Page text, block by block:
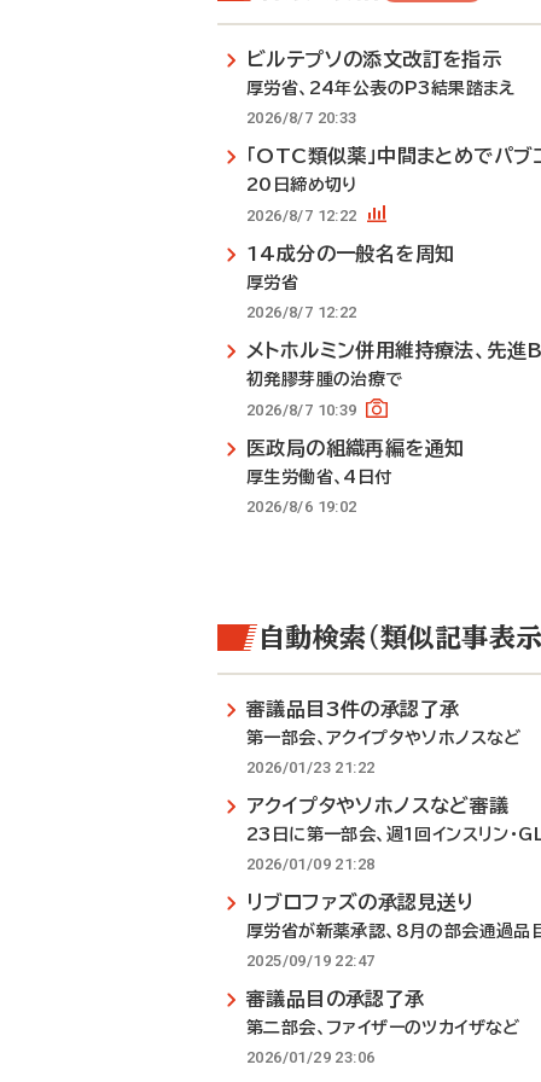
ビルテプソの添文改訂を指示
厚労省、24年公表のP3結果踏まえ
2026/8/7 20:33
「OTC類似薬」中間まとめでパブ
20日締め切り
2026/8/7 12:22
14成分の一般名を周知
厚労省
2026/8/7 12:22
メトホルミン併用維持療法、先進
初発膠芽腫の治療で
2026/8/7 10:39
医政局の組織再編を通知
厚生労働省、4日付
2026/8/6 19:02
自動検索（類似記事表示
審議品目3件の承認了承
第一部会、アクイプタやソホノスなど
2026/01/23 21:22
アクイプタやソホノスなど審議
23日に第一部会、週1回インスリン・
2026/01/09 21:28
リブロファズの承認見送り
厚労省が新薬承認、8月の部会通過品
2025/09/19 22:47
審議品目の承認了承
第二部会、ファイザーのツカイザなど
2026/01/29 23:06